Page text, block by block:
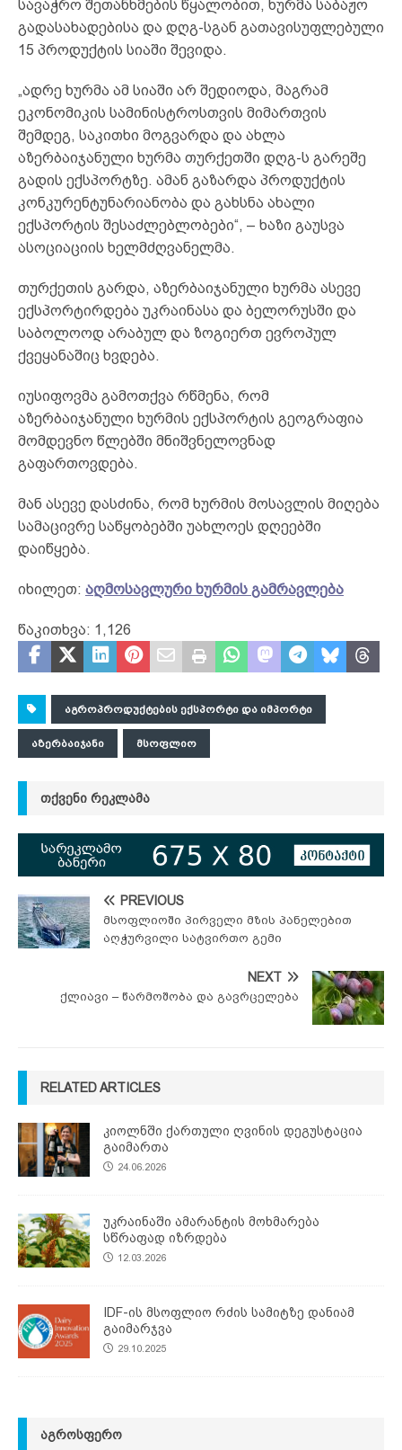
სავაჭრო შეთანხმების წყალობით, ხურმა საბაჟო
გადასახადებისა და დღგ-სგან გათავისუფლებული
15 პროდუქტის სიაში შევიდა.
„ადრე ხურმა ამ სიაში არ შედიოდა, მაგრამ
ეკონომიკის სამინისტროსთვის მიმართვის
შემდეგ, საკითხი მოგვარდა და ახლა
აზერბაიჯანული ხურმა თურქეთში დღგ-ს გარეშე
გადის ექსპორტზე. ამან გაზარდა პროდუქტის
კონკურენტუნარიანობა და გახსნა ახალი
ექსპორტის შესაძლებლობები“, – ხაზი გაუსვა
ასოციაციის ხელმძღვანელმა.
თურქეთის გარდა, აზერბაიჯანული ხურმა ასევე
ექსპორტირდება უკრაინასა და ბელორუსში და
საბოლოოდ არაბულ და ზოგიერთ ევროპულ
ქვეყანაშიც ხვდება.
იუსიფოვმა გამოთქვა რწმენა, რომ
აზერბაიჯანული ხურმის ექსპორტის გეოგრაფია
მომდევნო წლებში მნიშვნელოვნად
გაფართოვდება.
მან ასევე დასძინა, რომ ხურმის მოსავლის მიღება
სამაცივრე საწყობებში უახლოეს დღეებში
დაიწყება.
იხილეთ: აღმოსავლური ხურმის გამრავლება
წაკითხვა: 1,126
ᲐᲒᲠᲝᲞᲠᲝᲓᲣᲥᲢᲔᲑᲘᲡ ᲔᲥᲡᲞᲝᲠᲢᲘ ᲓᲐ ᲘᲛᲞᲝᲠᲢᲘ
ᲐᲖᲔᲠᲑᲐᲘᲯᲐᲜᲘ ᲛᲡᲝᲤᲚᲘᲝ
ᲗᲥᲕᲔᲜᲘ ᲠᲔᲙᲚᲐᲛᲐ
PREVIOUS
მსოფლიოში პირველი მზის პანელებით
აღჭურვილი სატვირთო გემი
NEXT
ქლიავი – წარმოშობა და გავრცელება
RELATED ARTICLES
კიოლნში ქართული ღვინის დეგუსტაცია
გაიმართა
24.06.2026
უკრაინაში ამარანტის მოხმარება
სწრაფად იზრდება
12.03.2026
IDF-ის მსოფლიო რძის სამიტზე დანიამ
გაიმარჯვა
29.10.2025
ᲐᲒᲠᲝᲡᲤᲔᲠᲝ